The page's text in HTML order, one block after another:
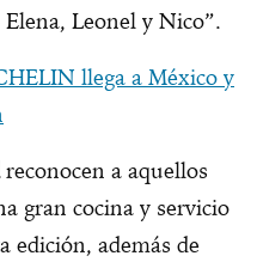
Leonel y Nico”.
llega a México y
reconocen a aquellos
gran cocina y servicio
edición, además de